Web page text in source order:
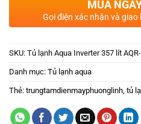
MUA
Gọi điện xác nhận và
SKU: Tủ lạnh Aqua Inverter 357 lít
Danh mục: Tủ lạnh aqua
Thẻ: trungtamdienmayphuonglinh, tủ